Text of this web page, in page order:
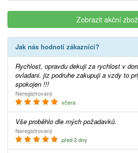
Zobrazit akční
Jak nás hodnotí zákazníci?
Rychlost, opravdu dekuji za rychlost v doruceni dalkoveho
ovladani. jiz podruhe zakupuji a vzdy to
spokojen !!!
Neregistrovaný
včera
Vše proběhlo dle mých požadavků.
Neregistrovaný
před 2 dny